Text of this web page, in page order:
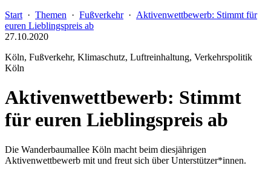
Start · Themen · Fußverkehr· Aktivenwettbewerb: Stimmt für
euren Lieblingspreis ab
27.10.2020
Köln, Fußverkehr, Klimaschutz, Luftreinhaltung, Verkehrspolitik
Köln
Aktivenwettbewerb: Stimmt
für euren Lieblingspreis ab
Die Wanderbaumallee Köln macht beim diesjährigen
Aktivenwettbewerb mit und freut sich über Unterstützer*innen.